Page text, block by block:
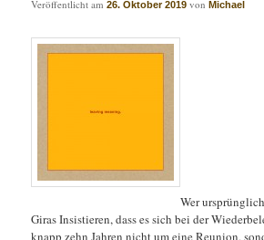
Veröffentlicht am26. Oktober 2019 vonMichael
Wer
Giras Insistieren, dass es sich bei der
knapp zehn Jahren nicht um eine Reunion,